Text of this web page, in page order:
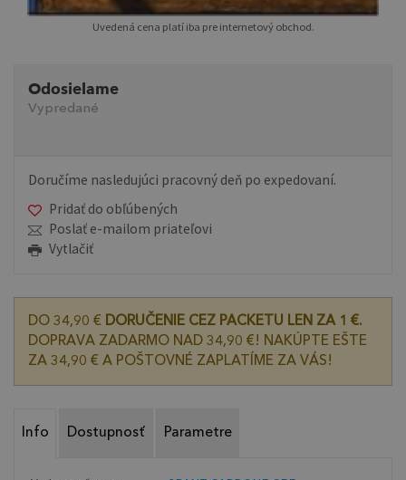
Uvedená cena platí iba pre internetový obchod.
Odosielame
Vypredané
Doručíme nasledujúci pracovný deň po expedovaní.
Pridať do obľúbených
Poslať e-mailom priateľovi
Vytlačiť
DO 34,90 € DORUČENIE CEZ PACKETU LEN ZA 1 €.
DOPRAVA ZADARMO NAD 34,90 €! NAKÚPTE EŠTE
ZA 34,90 € A POŠTOVNÉ ZAPLATÍME ZA VÁS!
Info Dostupnosť Parametre